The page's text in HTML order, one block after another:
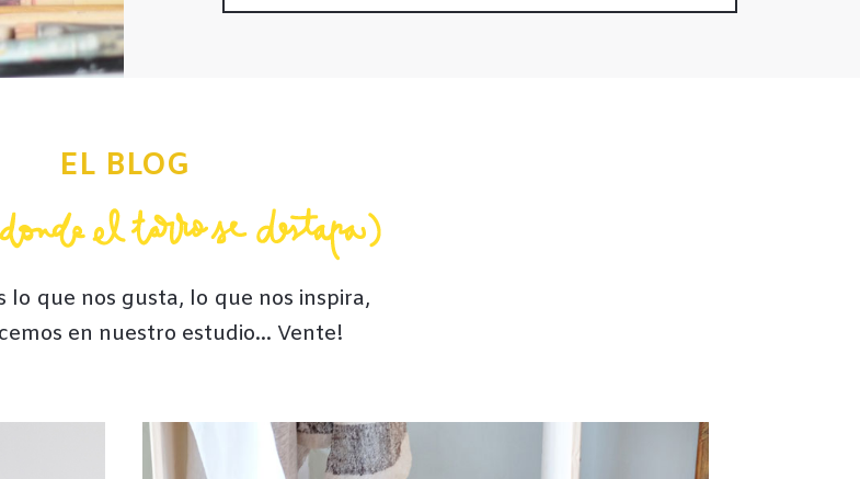
EL BLOG
lo que nos gusta, lo que nos inspira,
en nuestro estudio… Vente!